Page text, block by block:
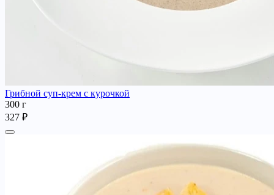
Грибной суп-крем с курочкой
300 г
327 ₽